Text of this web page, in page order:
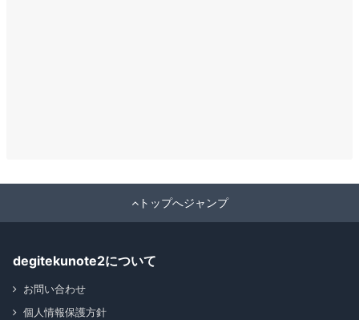
トップへジャンプ
degitekunote2について
お問い合わせ
個人情報保護方針